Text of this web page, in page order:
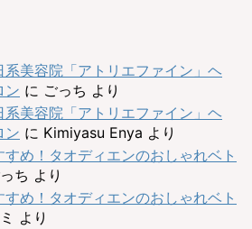
美容院「アトリエファイン」ヘ
ン に ごっち より
美容院「アトリエファイン」ヘ
ン に Kimiyasu Enya より
すめ！タオディエンのおしゃれベト
ち より
すめ！タオディエンのおしゃれベト
より